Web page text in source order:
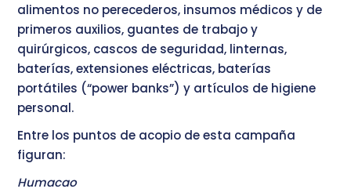
alimentos no perecederos, insumos médicos y de
primeros auxilios, guantes de trabajo y
quirúrgicos, cascos de seguridad, linternas,
baterías, extensiones eléctricas, baterías
portátiles (“power banks”) y artículos de higiene
personal.
Entre los puntos de acopio de esta campaña
figuran:
Humacao